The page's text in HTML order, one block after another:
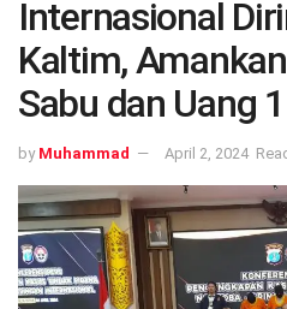
Internasional
Kaltim,
Sabu dan Uang
by Muhammad April 2, 2024